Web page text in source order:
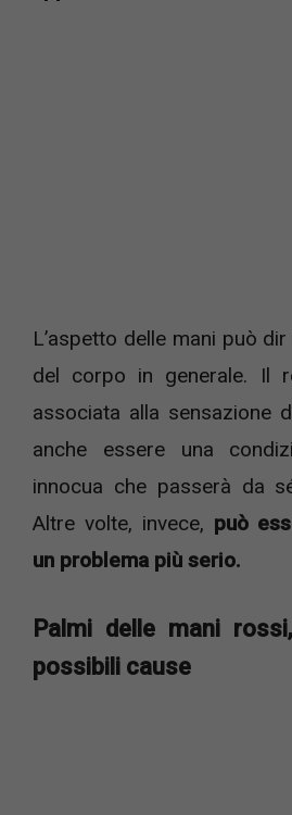
L’aspetto delle mani può
del corpo in generale. Il
associata alla sensazione
anche essere una
innocua che passerà da
Altre volte, invece, può
un problema più serio.
Palmi delle mani
possibili cause